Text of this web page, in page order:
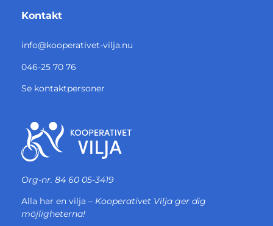
Kontakt
info@kooperativet-vilja.nu
046-25 70 76
Se kontaktpersoner
Org-nr. 84 60 05-3419
Alla har en vilja – Kooperativet Vilja ger dig
möjligheterna!